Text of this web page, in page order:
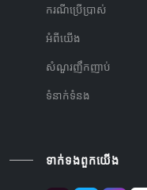
ករណីប្រើប្រាស់
អំពីយើង
សំណួរញឹកញាប់
ទំនាក់ទំនង
ទាក់ទងពួកយើង